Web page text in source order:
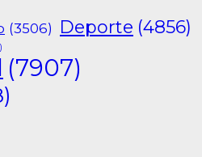
(3506) Deporte (4856)
(7907)